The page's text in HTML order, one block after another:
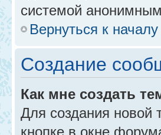
системой
Вернуться к началу
Создание
Как мне создать
Для создания
кнопке в окне